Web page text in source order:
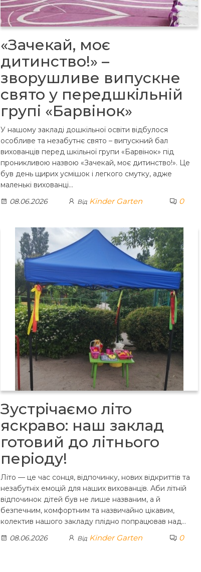
«Зачекай, моє
дитинство!» –
зворушливе випускне
свято у передшкільній
групі «Барвінок»
У нашому закладі дошкільної освіти відбулося
особливе та незабутнє свято – випускний бал
вихованців перед шкільної групи «Барвінок» під
проникливою назвою «Зачекай, моє дитинство!». Це
був день щирих усмішок і легкого смутку, адже
маленькі вихованці…
08.06.2026
Від Kinder Garten 0
Зустрічаємо літо
яскраво: наш заклад
готовий до літнього
періоду!
Літо — це час сонця, відпочинку, нових відкриттів та
незабутніх емоцій для наших вихованців. Аби літній
відпочинок дітей був не лише названим, а й
безпечним, комфортним та назвичайно цікавим,
колектив нашого закладу плідно попрацював над…
08.06.2026
Від Kinder Garten 0